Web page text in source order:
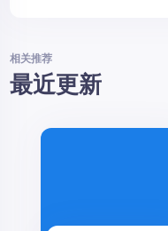
相关推荐
最近更新